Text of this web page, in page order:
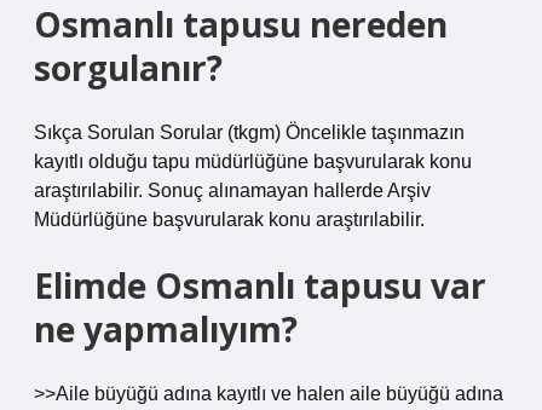
Osmanlı tapusu nereden
sorgulanır?
Sıkça Sorulan Sorular (tkgm) Öncelikle taşınmazın
kayıtlı olduğu tapu müdürlüğüne başvurularak konu
araştırılabilir. Sonuç alınamayan hallerde Arşiv
Müdürlüğüne başvurularak konu araştırılabilir.
Elimde Osmanlı tapusu var
ne yapmalıyım?
>>Aile büyüğü adına kayıtlı ve halen aile büyüğü adına